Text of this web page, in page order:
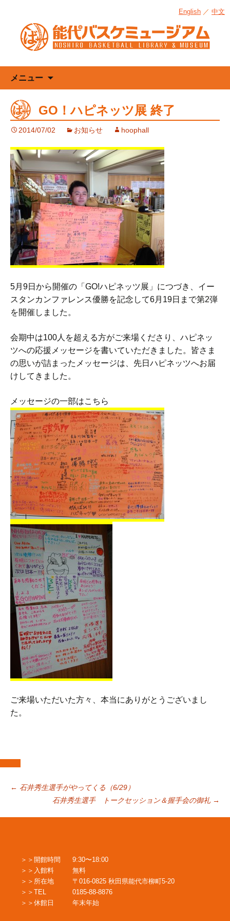
English ／ 中文
メニュー
ン
ツ
ス
キ
ッ
プ
GO！ハピネッツ展 終了
2014/07/02 お知らせ hoophall
5月9日から開催の「GO!ハピネッツ展」につづき、イー
スタンカンファレンス優勝を記念して6月19日まで第2弾
を開催しました。
会期中は100人を超える方がご来場くださり、ハピネッ
ツへの応援メッセージを書いていただきました。皆さま
の思いが詰まったメッセージは、先日ハピネッツへお届
けしてきました。
メッセージの一部はこちら
ご来場いただいた方々、本当にありがとうございまし
た。
投
稿
ナ
ビ
← 石井秀生選手がやってくる（6/29）
石井秀生選手 トークセッション＆握手会の御礼 →
開館時間
9:30〜18:00
入館料
無料
所在地
〒016-0825 秋田県能代市柳町5-20
TEL
0185-88-8876
休館日
年末年始